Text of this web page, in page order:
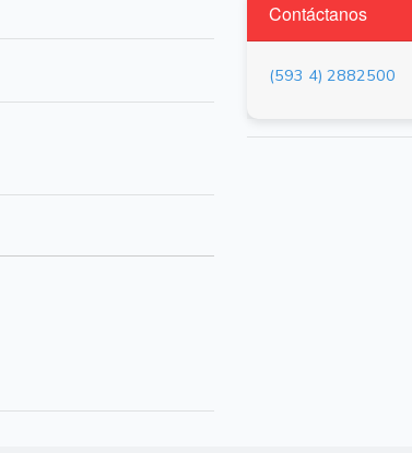
Contáctanos
(593 4) 2882500